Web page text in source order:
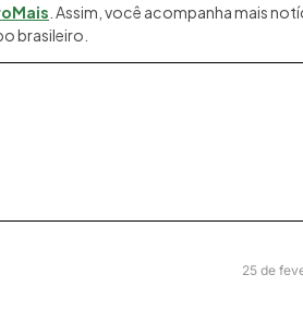
. Assim, você acompanha mais
brasileiro.
25 de